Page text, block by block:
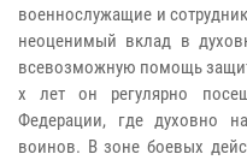
военнослужащие и
неоценимый вклад в
всевозможную помощь
х лет он регулярно
Федерации, где духовно
воинов. В зоне боевых